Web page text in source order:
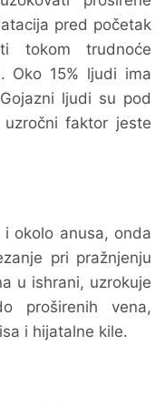
pred početak
tokom trudnoće
Oko 15% ljudi ima
ljudi su pod
faktor jeste
okolo anusa, onda
pri pražnjenju
u ishrani, uzrokuje
proširenih vena,
i hijatalne kile.